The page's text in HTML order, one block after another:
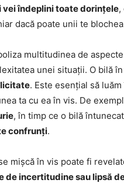
vei îndeplini toate dorințele,
dacă poate unii te
multitudinea de
unei situații. O bilă
. Este esențial să
ta cu ea în vis. De
, în timp ce o bilă
confrunți.
mișcă în vis poate fi
de incertitudine sau lipsă